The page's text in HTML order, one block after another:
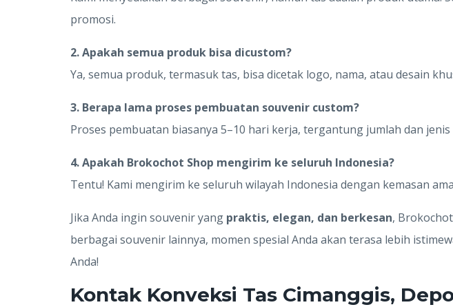
promosi.
2. Apakah semua produk bisa dicustom?
Ya, semua produk, termasuk tas, bisa dicetak logo, nama, atau desain
3. Berapa lama proses pembuatan souvenir custom?
Proses pembuatan biasanya 5–10 hari kerja, tergantung jumlah dan
4. Apakah Brokochot Shop mengirim ke seluruh Indonesia?
Tentu! Kami mengirim ke seluruh wilayah Indonesia dengan kemasan
Jika Anda ingin souvenir yang praktis, elegan, dan berkesan,
berbagai souvenir lainnya, momen spesial Anda akan terasa lebih
Anda!
Kontak Konveksi Tas Cimanggis,